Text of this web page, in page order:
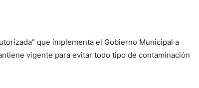
que implementa el Gobierno Municipal a
vigente para evitar todo tipo de contaminación